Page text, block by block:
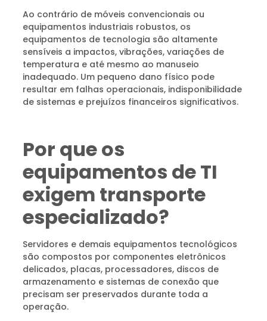
Ao contrário de móveis convencionais ou
equipamentos industriais robustos, os
equipamentos de tecnologia são altamente
sensíveis a impactos, vibrações, variações de
temperatura e até mesmo ao manuseio
inadequado. Um pequeno dano físico pode
resultar em falhas operacionais, indisponibilidade
de sistemas e prejuízos financeiros significativos.
Por que os
equipamentos de TI
exigem transporte
especializado?
Servidores e demais equipamentos tecnológicos
são compostos por componentes eletrônicos
delicados, placas, processadores, discos de
armazenamento e sistemas de conexão que
precisam ser preservados durante toda a
operação.